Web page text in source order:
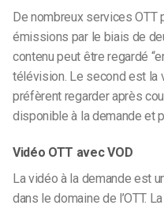
De nombreux services OTT
émissions par le biais de
contenu peut être regardé
télévision. Le second est la
préfèrent regarder après
disponible à la demande et
Vidéo OTT avec VOD
La vidéo à la demande est
dans le domaine de l’OTT.